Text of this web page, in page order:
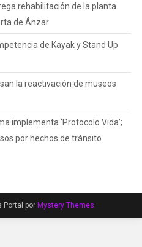
rehabilitación de la planta
de Ánzar
de Kayak y Stand Up
la reactivación de museos
implementa ‘Protocolo Vida’;
por hechos de tránsito
Portal por Mystery Themes.